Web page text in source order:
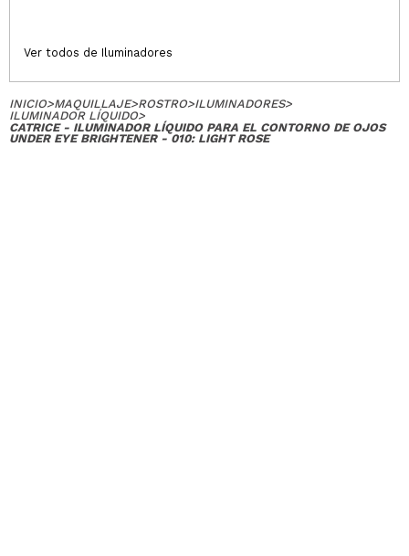
Ver todos de Iluminadores
INICIO>MAQUILLAJE>ROSTRO>ILUMINADORES>
ILUMINADOR LÍQUIDO>
CATRICE - ILUMINADOR LÍQUIDO PARA EL CONTORNO DE OJOS
UNDER EYE BRIGHTENER - 010: LIGHT ROSE